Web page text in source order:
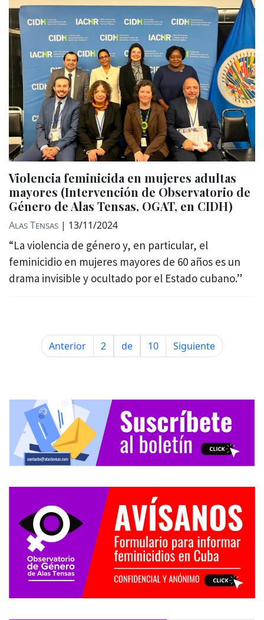
Violencia feminicida en mujeres adultas
mayores (Intervención de Observatorio de
Género de Alas Tensas, OGAT, en CIDH)
Alas Tensas | 13/11/2024
“La violencia de género y, en particular, el
feminicidio en mujeres mayores de 60 años es un
drama invisible y ocultado por el Estado cubano.”
Anterior 2 de 10 Siguiente